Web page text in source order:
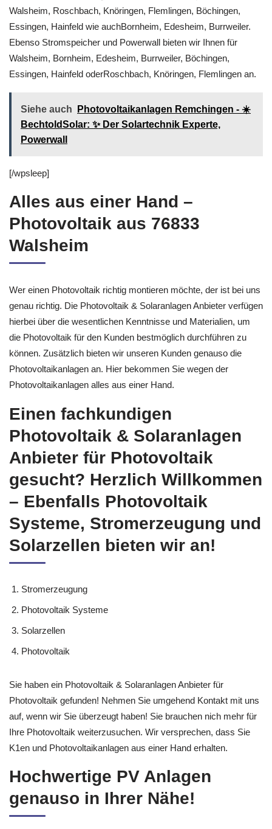
Walsheim, Roschbach, Knöringen, Flemlingen, Böchingen,
Essingen, Hainfeld wie auchBornheim, Edesheim, Burrweiler.
Ebenso Stromspeicher und Powerwall bieten wir Ihnen für
Walsheim, Bornheim, Edesheim, Burrweiler, Böchingen,
Essingen, Hainfeld oderRoschbach, Knöringen, Flemlingen an.
Siehe auch
Photovoltaikanlagen Remchingen - ☀️
BechtoldSolar: ✨ Der Solartechnik Experte,
Powerwall
[/wpsleep]
Alles aus einer Hand –
Photovoltaik aus 76833
Walsheim
Wer einen Photovoltaik richtig montieren möchte, der ist bei uns
genau richtig. Die Photovoltaik & Solaranlagen Anbieter verfügen
hierbei über die wesentlichen Kenntnisse und Materialien, um
die Photovoltaik für den Kunden bestmöglich durchführen zu
können. Zusätzlich bieten wir unseren Kunden genauso die
Photovoltaikanlagen an. Hier bekommen Sie wegen der
Photovoltaikanlagen alles aus einer Hand.
Einen fachkundigen
Photovoltaik & Solaranlagen
Anbieter für Photovoltaik
gesucht? Herzlich Willkommen
– Ebenfalls Photovoltaik
Systeme, Stromerzeugung und
Solarzellen bieten wir an!
Stromerzeugung
Photovoltaik Systeme
Solarzellen
Photovoltaik
Sie haben ein Photovoltaik & Solaranlagen Anbieter für
Photovoltaik gefunden! Nehmen Sie umgehend Kontakt mit uns
auf, wenn wir Sie überzeugt haben! Sie brauchen nich mehr für
Ihre Photovoltaik weiterzusuchen. Wir versprechen, dass Sie
K1en und Photovoltaikanlagen aus einer Hand erhalten.
Hochwertige PV Anlagen
genauso in Ihrer Nähe!